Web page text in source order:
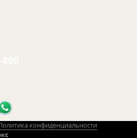
конфиденциальности